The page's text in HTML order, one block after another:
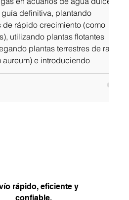
definitiva, plantando
rápido crecimiento (como
utilizando plantas flotantes
plantas terrestres de raíz
e introduciendo
el camarón Amano (Caridina
rápido, eficiente y
confiable.